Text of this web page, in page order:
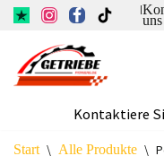
Inhalt
springen
|
uns
Kontaktiere
Start \ Alle Produkte \